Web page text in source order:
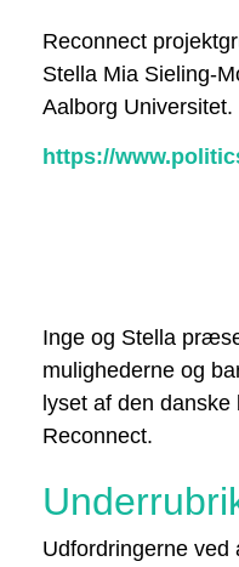
Reconnect
Stella Mia Sieling-
Aalborg Universitet.
https://
Inge og Stella
mulighederne og
lyset af den
Reconnect.
Udfordringerne ved